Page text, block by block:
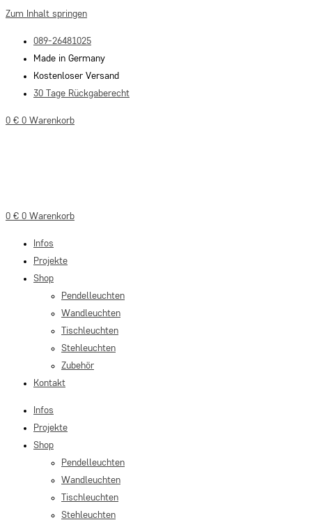
Zum Inhalt springen
089-26481025
Made in Germany
Kostenloser Versand
30 Tage Rückgaberecht
0 € 0 Warenkorb
0 € 0 Warenkorb
Infos
Projekte
Shop
Pendelleuchten
Wandleuchten
Tischleuchten
Stehleuchten
Zubehör
Kontakt
Infos
Projekte
Shop
Pendelleuchten
Wandleuchten
Tischleuchten
Stehleuchten